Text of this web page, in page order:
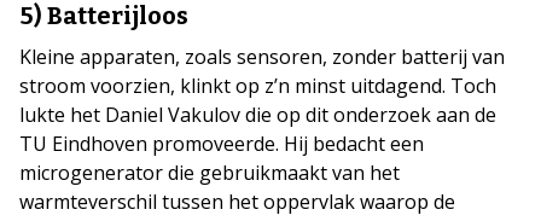
5) Batterijloos
Kleine apparaten, zoals sensoren, zonder batterij van
stroom voorzien, klinkt op z’n minst uitdagend. Toch
lukte het Daniel Vakulov die op dit onderzoek aan de
TU Eindhoven promoveerde. Hij bedacht een
microgenerator die gebruikmaakt van het
warmteverschil tussen het oppervlak waarop de